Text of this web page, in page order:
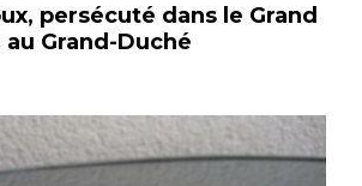
persécuté dans le Grand
Grand-Duché